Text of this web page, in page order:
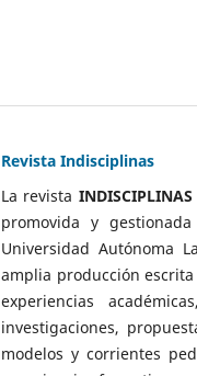
Revista Indisciplinas
La revista INDISCIPLINAS
promovida y
Universidad Autónoma
amplia producción
experiencias
investigaciones,
modelos y corrientes